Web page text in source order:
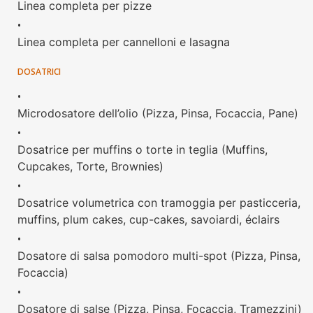
Linea completa per pizze
•
Linea completa per cannelloni e lasagna
DOSATRICI
•
Microdosatore dell’olio (Pizza, Pinsa, Focaccia, Pane)
•
Dosatrice per muffins o torte in teglia (Muffins,
Cupcakes, Torte, Brownies)
•
Dosatrice volumetrica con tramoggia per pasticceria,
muffins, plum cakes, cup-cakes, savoiardi, éclairs
•
Dosatore di salsa pomodoro multi-spot (Pizza, Pinsa,
Focaccia)
•
Dosatore di salse (Pizza, Pinsa, Focaccia, Tramezzini)